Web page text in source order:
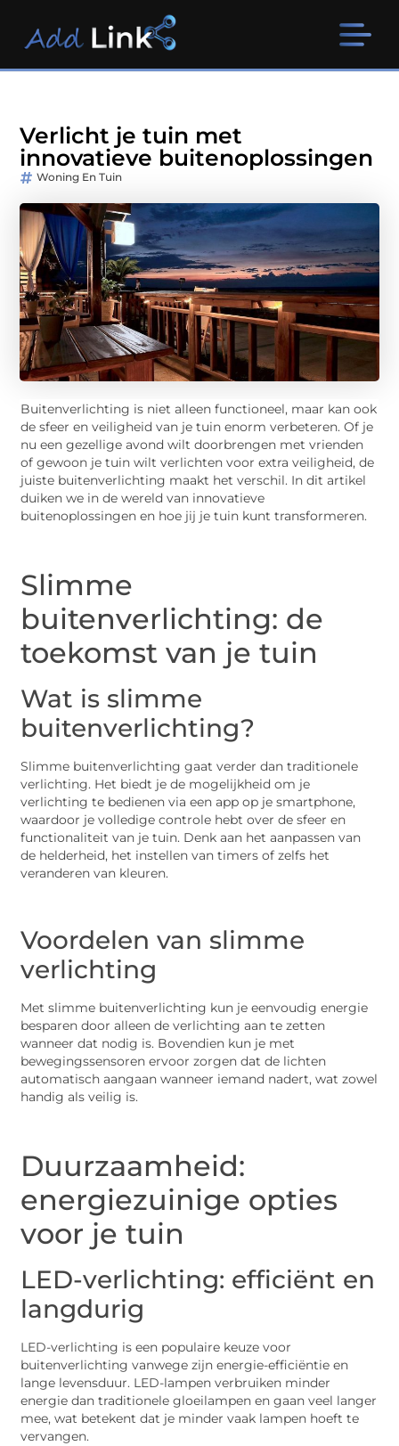
Verlicht je tuin met
innovatieve buitenoplossingen
Woning En Tuin
Buitenverlichting is niet alleen functioneel, maar kan ook
de sfeer en veiligheid van je tuin enorm verbeteren. Of je
nu een gezellige avond wilt doorbrengen met vrienden
of gewoon je tuin wilt verlichten voor extra veiligheid, de
juiste buitenverlichting maakt het verschil. In dit artikel
duiken we in de wereld van innovatieve
buitenoplossingen en hoe jij je tuin kunt transformeren.
Slimme
buitenverlichting: de
toekomst van je tuin
Wat is slimme
buitenverlichting?
Slimme buitenverlichting gaat verder dan traditionele
verlichting. Het biedt je de mogelijkheid om je
verlichting te bedienen via een app op je smartphone,
waardoor je volledige controle hebt over de sfeer en
functionaliteit van je tuin. Denk aan het aanpassen van
de helderheid, het instellen van timers of zelfs het
veranderen van kleuren.
Voordelen van slimme
verlichting
Met slimme buitenverlichting kun je eenvoudig energie
besparen door alleen de verlichting aan te zetten
wanneer dat nodig is. Bovendien kun je met
bewegingssensoren ervoor zorgen dat de lichten
automatisch aangaan wanneer iemand nadert, wat zowel
handig als veilig is.
Duurzaamheid:
energiezuinige opties
voor je tuin
LED-verlichting: efficiënt en
langdurig
LED-verlichting is een populaire keuze voor
buitenverlichting vanwege zijn energie-efficiëntie en
lange levensduur. LED-lampen verbruiken minder
energie dan traditionele gloeilampen en gaan veel langer
mee, wat betekent dat je minder vaak lampen hoeft te
vervangen.